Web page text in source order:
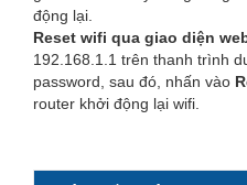
động lại.
Reset wifi qua giao diện
192.168.1.1 trên thanh trình
password, sau đó, nhấn vào
router khởi động lại wifi.